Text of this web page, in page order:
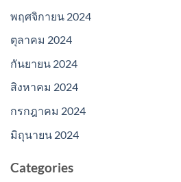
พฤศจิกายน 2024
ตุลาคม 2024
กันยายน 2024
สิงหาคม 2024
กรกฎาคม 2024
มิถุนายน 2024
Categories